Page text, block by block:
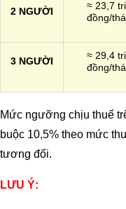
2 NGƯỜI
≈ 23,7
đồng/
3 NGƯỜI
≈ 29,4
đồng/
Mức ngưỡng chịu thuế
buộc 10,5% theo mức
tương đối.
LƯU Ý: